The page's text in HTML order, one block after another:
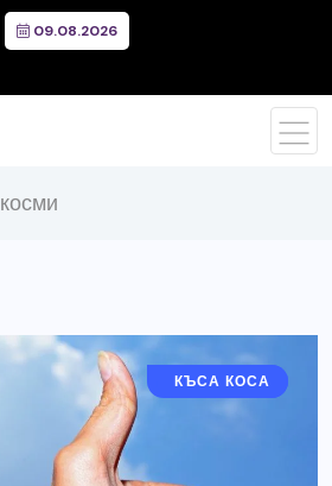
09.08.2026
косми
ДЪЛГА КОСА
КЪСА КОСА